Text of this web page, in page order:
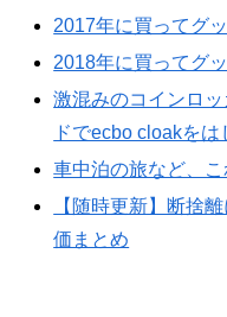
2017年に買ってグ
2018年に買ってグ
激混みのコインロ
ドでecbo cloakをは
車中泊の旅など、
【随時更新】断捨
価まとめ